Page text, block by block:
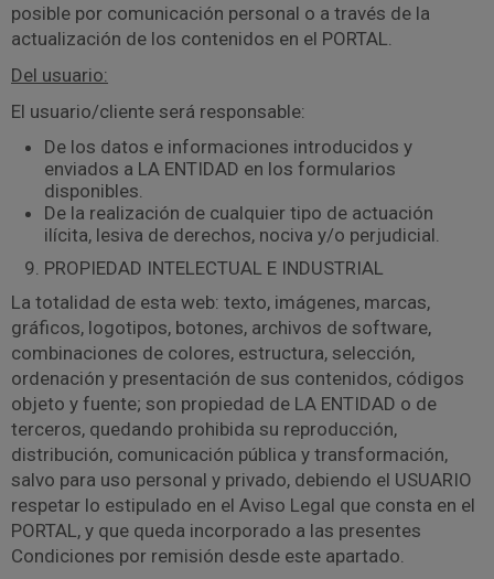
posible por comunicación personal o a través de la
actualización de los contenidos en el PORTAL.
Del usuario:
El usuario/cliente será responsable:
De los datos e informaciones introducidos y
enviados a LA ENTIDAD en los formularios
disponibles.
De la realización de cualquier tipo de actuación
ilícita, lesiva de derechos, nociva y/o perjudicial.
PROPIEDAD INTELECTUAL E INDUSTRIAL
La totalidad de esta web: texto, imágenes, marcas,
gráficos, logotipos, botones, archivos de software,
combinaciones de colores, estructura, selección,
ordenación y presentación de sus contenidos, códigos
objeto y fuente; son propiedad de LA ENTIDAD o de
terceros, quedando prohibida su reproducción,
distribución, comunicación pública y transformación,
salvo para uso personal y privado, debiendo el USUARIO
respetar lo estipulado en el Aviso Legal que consta en el
PORTAL, y que queda incorporado a las presentes
Condiciones por remisión desde este apartado.